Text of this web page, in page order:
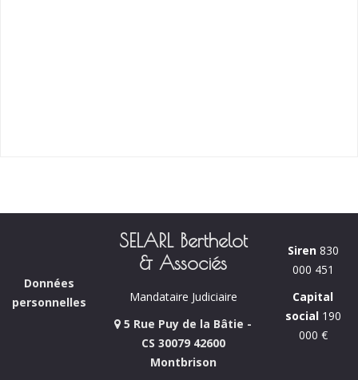
Données
personnelles
SELARL Berthelot
& Associés
Mandataire Judiciaire
5 Rue Puy de la Bâtie -
CS 30079 42600
Montbrison
Siren830
000 451
Capital
social190
000 €